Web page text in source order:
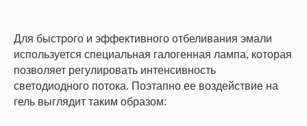
Для быстрого и эффективного отбеливания эмали
используется специальная галогенная лампа, которая
позволяет регулировать интенсивность
светодиодного потока. Поэтапно ее воздействие на
гель выглядит таким образом: